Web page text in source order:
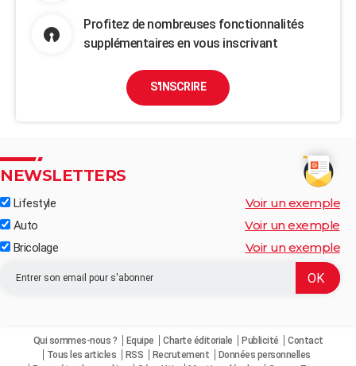
Profitez de nombreuses fonctionnalités
supplémentaires en vous inscrivant
S'INSCRIRE
NEWSLETTERS
Lifestyle Voir un exemple
Auto Voir un exemple
Bricolage Voir un exemple
Qui sommes-nous ? Equipe Charte éditoriale Publicité
Contact
Tous les articles
RSS Recrutement
Données personnelles